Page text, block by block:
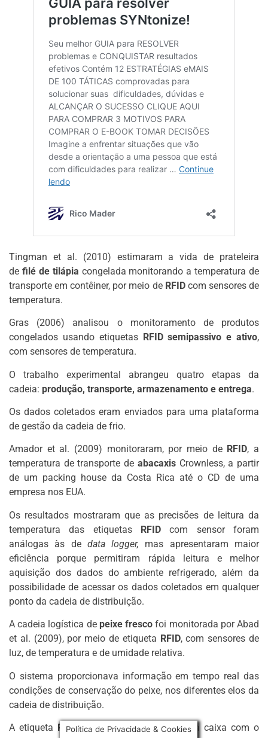
Tingman et al. (2010) estimaram a vida de prateleira
de filé de tilápia congelada monitorando a temperatura de
transporte em contêiner, por meio de RFIDcom sensores de
temperatura.
Gras (2006) analisou o monitoramento de produtos
congelados usando etiquetas RFID semipassivo e ativo,
com sensores de temperatura.
O trabalho experimental abrangeu quatro etapas da
cadeia: produção, transporte, armazenamento e entrega.
Os dados coletados eram enviados para uma plataforma
de gestão da cadeia de frio.
Amador et al. (2009) monitoraram, por meio de RFID, a
temperatura de transporte de abacaxisCrownless, a partir
de um packing house da Costa Rica até o CD de uma
empresa nos EUA.
Os resultados mostraram que as precisões de leitura da
temperatura das etiquetas RFID com sensor foram
análogas às de data logger, mas apresentaram maior
eficiência porque permitiram rápida leitura e melhor
aquisição dos dados do ambiente refrigerado, além da
possibilidade de acessar os dados coletados em qualquer
ponto da cadeia de distribuição.
A cadeia logística de peixe fresco foi monitorada por Abad
et al. (2009), por meio de etiqueta RFID, com sensores de
luz, de temperatura e de umidade relativa.
O sistema proporcionava informação em tempo real das
condições de conservação do peixe, nos diferentes elos da
cadeia de distribuição.
A etiqueta RFIDfoi colocada no interior da caixa com o
Política de Privacidade & Cookies